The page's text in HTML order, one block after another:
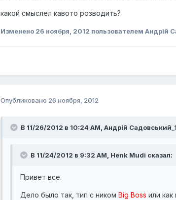
какой смыслел кавото розводить?
Изменено 26 ноября, 2012 пользователем Андрій
Опубликовано 26 ноября, 2012
В 11/26/2012 в 10:24 AM, Андрій
В 11/24/2012 в 9:32 AM, Henk Mudi сказал:
Привет все.
Дело было так, тип с ником Big Boss или как